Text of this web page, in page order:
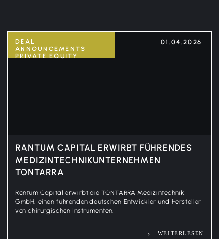
DEAL
ANNOUNCEMENTS
PRIVATE EQUITY
01.04.2026
RANTUM CAPITAL ERWIRBT FÜHRENDES
MEDIZINTECHNIKUNTERNEHMEN
TONTARRA
Rantum Capital erwirbt die TONTARRA Medizintechnik
GmbH, einen führenden deutschen Entwickler und Hersteller
von chirurgischen Instrumenten.
WEITERLESEN